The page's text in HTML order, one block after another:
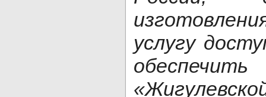
услугу
«